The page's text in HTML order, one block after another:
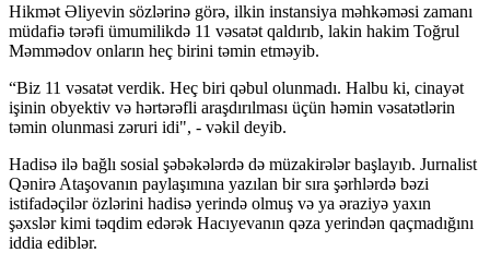
Hikmət Əliyevin sözlərinə görə, ilkin instansiya məhkəməsi zamanı
müdafiə tərəfi ümumilikdə 11 vəsatət qaldırıb, lakin hakim Toğrul
Məmmədov onların heç birini təmin etməyib.
“Biz 11 vəsatət verdik. Heç biri qəbul olunmadı. Halbu ki, cinayət
işinin obyektiv və hərtərəfli araşdırılması üçün həmin vəsatətlərin
təmin olunmasi zəruri idi", - vəkil deyib.
Hadisə ilə bağlı sosial şəbəkələrdə də müzakirələr başlayıb. Jurnalist
Qənirə Ataşovanın paylaşımına yazılan bir sıra şərhlərdə bəzi
istifadəçilər özlərini hadisə yerində olmuş və ya əraziyə yaxın
şəxslər kimi təqdim edərək Hacıyevanın qəza yerindən qaçmadığını
iddia ediblər.